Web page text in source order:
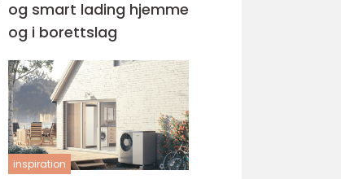
og smart lading hjemme
og i borettslag
inspiration